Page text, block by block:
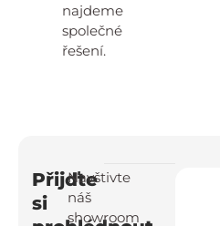
najdeme
společné
řešení.
Přijďte
si
Navštivte
náš
showroom